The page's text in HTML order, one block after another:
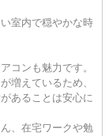
室内で穏やかな時
コンも魅力です。
増えているため、
あることは安心に
、在宅ワークや勉